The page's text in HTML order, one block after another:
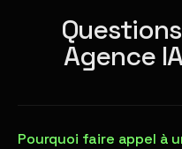
Agence
Pourquoi faire appel à